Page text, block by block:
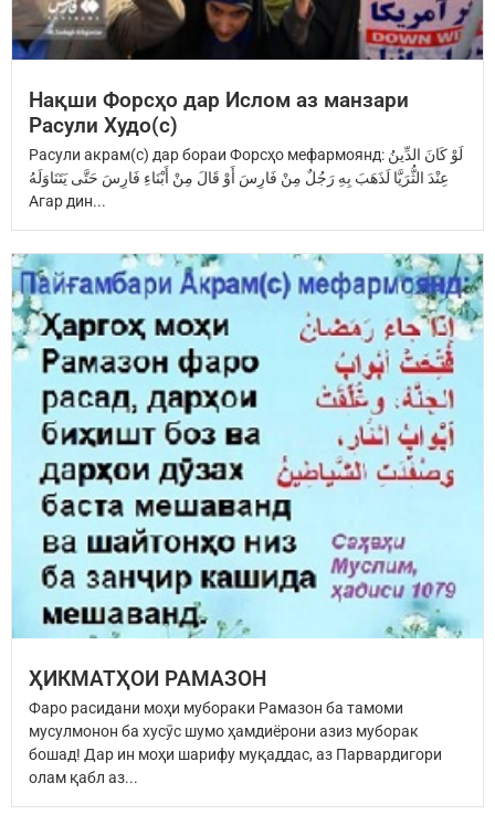
Нақши Форсҳо дар Ислом аз манзари
Расули Худо(с)
Расули акрам(с) дар бораи Форсҳо мефармоянд: ‏لَوْ كَانَ الدِّينُ
عِنْدَ ‏الثُّرَيَّا‏ ‏لَذَهَبَ بِهِ رَجُلٌ مِنْ فَارِسَ ‏أَوْ قَالَ مِنْ أَبْنَاءِ فَارِسَ ‏حَتَّى يَتَنَاوَلَهُ
Агар дин...
ҲИКМАТҲОИ РАМАЗОН
Фаро расидани моҳи мубораки Рамазон ба тамоми
мусулмонон ба хусӯс шумо ҳамдиёрони азиз муборак
бошад! Дар ин моҳи шарифу муқаддас, аз Парвардигори
олам қабл аз...